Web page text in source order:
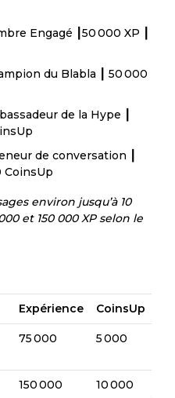
Engagé ┃50 000 XP ┃
du Blabla ┃ 50 000
de la Hype ┃
de conversation ┃
CoinsUp
environ jusqu’à 10
et 150 000 XP selon le
Expérience CoinsUp
75 000 5 000
150 000 10 000